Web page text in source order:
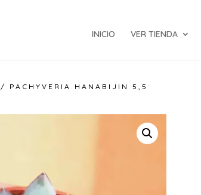
INICIO VER TIENDA
/ PACHYVERIA HANABIJIN 5,5